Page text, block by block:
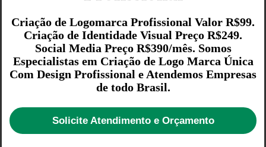
Criação de Logomarca Profissional Valor R$99.
Criação de Identidade Visual Preço R$249.
Social Media Preço R$390/mês. Somos
Especialistas em Criação de Logo Marca Única
Com Design Profissional e Atendemos Empresas
de todo Brasil.
Solicite Atendimento e Orçamento